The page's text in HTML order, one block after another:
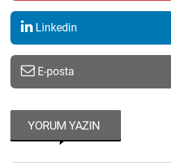
Linkedin
E-posta
YORUM YAZIN